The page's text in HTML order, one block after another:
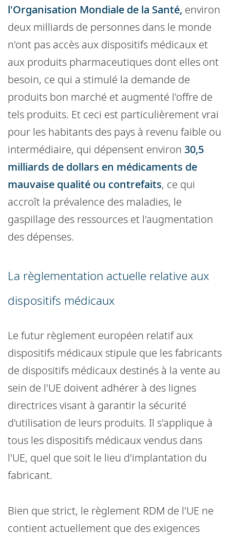
l'Organisation Mondiale de la Santé, environ
deux milliards de personnes dans le monde
n'ont pas accès aux dispositifs médicaux et
aux produits pharmaceutiques dont elles ont
besoin, ce qui a stimulé la demande de
produits bon marché et augmenté l'offre de
tels produits. Et ceci est particulièrement vrai
pour les habitants des pays à revenu faible ou
intermédiaire, qui dépensent environ 30,5
milliards de dollars en médicaments de
mauvaise qualité ou contrefaits, ce qui
accroît la prévalence des maladies, le
gaspillage des ressources et l'augmentation
des dépenses.
La règlementation actuelle relative aux
dispositifs médicaux
Le futur règlement européen relatif aux
dispositifs médicaux stipule que les fabricants
de dispositifs médicaux destinés à la vente au
sein de l'UE doivent adhérer à des lignes
directrices visant à garantir la sécurité
d'utilisation de leurs produits. Il s'applique à
tous les dispositifs médicaux vendus dans
l'UE, quel que soit le lieu d'implantation du
fabricant.
Bien que strict, le règlement RDM de l'UE ne
contient actuellement que des exigences